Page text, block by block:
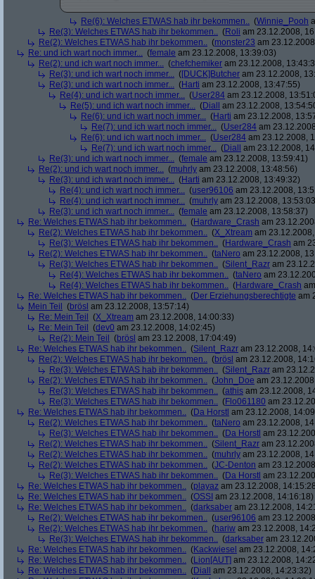
Re(6): Welches ETWAS hab ihr bekommen.. (Winnie_Pooh
Re(3): Welches ETWAS hab ihr bekommen.. (Roli am 23.12.2008,
Re(2): Welches ETWAS hab ihr bekommen.. (monster23 am
Re: und ich wart noch immer... (female am 23.12.2008, 13:39:03)
Re(2): und ich wart noch immer... (chefchemiker am 23.12.2008,
Re(3): und ich wart noch immer... ([DUCK]Butcher am 23.12.2008,
Re(3): und ich wart noch immer... (Harti am 23.12.2008, 13:47:55)
Re(4): und ich wart noch immer... (User284 am 23.12.2008,
Re(5): und ich wart noch immer... (Diall
am 23.12.2008,
Re(6): und ich wart noch immer... (Harti am 23.12.2008,
Re(7): und ich wart noch immer... (User284 am
Re(6): und ich wart noch immer... (User284 am 23.12.2008,
Re(7): und ich wart noch immer... (Diall
am 23.12.2008,
Re(3): und ich wart noch immer... (female am 23.12.2008, 13:59:41)
Re(2): und ich wart noch immer... (muhrly am 23.12.2008, 13:48:56)
Re(3): und ich wart noch immer... (Harti am 23.12.2008, 13:49:32)
Re(4): und ich wart noch immer... (user96106 am 23.12.2008,
Re(4): und ich wart noch immer... (muhrly am 23.12.2008,
Re(3): und ich wart noch immer... (female am 23.12.2008, 13:58:37)
Re: Welches ETWAS hab ihr bekommen.. (Hardware_Crash am
Re(2): Welches ETWAS hab ihr bekommen.. (X_Xtream am
Re(3): Welches ETWAS hab ihr bekommen.. (Hardware_Crash am
Re(2): Welches ETWAS hab ihr bekommen.. (taNero am 23.12.2008,
Re(3): Welches ETWAS hab ihr bekommen.. (Silent_Razr am
Re(4): Welches ETWAS hab ihr bekommen.. (taNero am
Re(4): Welches ETWAS hab ihr bekommen.. (Hardware_Crash
Re: Welches ETWAS hab ihr bekommen.. (Der Erziehungsberechtigte am
Mein Teil
(brösl am 23.12.2008, 13:57:14)
Re: Mein Teil
(X_Xtream am 23.12.2008, 14:00:33)
Re: Mein Teil
(dev0 am 23.12.2008, 14:02:45)
Re(2): Mein Teil
(brösl am 23.12.2008, 17:04:49)
Re: Welches ETWAS hab ihr bekommen.. (Silent_Razr am 23.12.2008,
Re(2): Welches ETWAS hab ihr bekommen.. (brösl am 23.12.2008,
Re(3): Welches ETWAS hab ihr bekommen.. (Silent_Razr am
Re(2): Welches ETWAS hab ihr bekommen.. (John_Doe am
Re(3): Welches ETWAS hab ihr bekommen.. (athis am 23.12.2008,
Re(3): Welches ETWAS hab ihr bekommen.. (Flo061180 am
Re: Welches ETWAS hab ihr bekommen.. (Da Horstl am 23.12.2008,
Re(2): Welches ETWAS hab ihr bekommen.. (taNero am 23.12.2008,
Re(3): Welches ETWAS hab ihr bekommen.. (Da Horstl am
Re(2): Welches ETWAS hab ihr bekommen.. (Silent_Razr am
Re(2): Welches ETWAS hab ihr bekommen.. (muhrly am 23.12.2008,
Re(2): Welches ETWAS hab ihr bekommen.. (JC-Denton am
Re(3): Welches ETWAS hab ihr bekommen.. (Da Horstl am
Re: Welches ETWAS hab ihr bekommen.. (playaz am 23.12.2008,
Re: Welches ETWAS hab ihr bekommen.. (OSSI am 23.12.2008, 14:16:18)
Re: Welches ETWAS hab ihr bekommen.. (darksaber am 23.12.2008,
Re(2): Welches ETWAS hab ihr bekommen.. (user96106 am
Re(2): Welches ETWAS hab ihr bekommen.. (hariw am 23.12.2008,
Re(3): Welches ETWAS hab ihr bekommen.. (darksaber am
Re: Welches ETWAS hab ihr bekommen.. (Kackwiesel am 23.12.2008,
Re: Welches ETWAS hab ihr bekommen.. (Lion[AUT] am 23.12.2008,
Re: Welches ETWAS hab ihr bekommen.. (Diall
am 23.12.2008, 14:23:32)